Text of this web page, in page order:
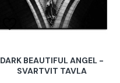
DARK BEAUTIFUL ANGEL -
SVARTVIT TAVLA